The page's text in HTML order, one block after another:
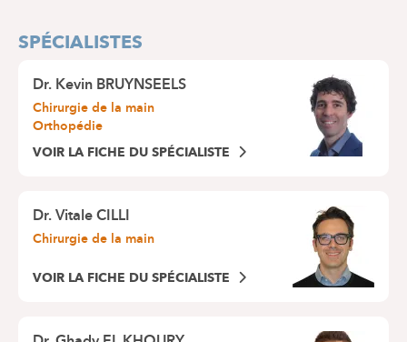
SPÉCIALISTES
Dr.Kevin BRUYNSEELS
Chirurgie de la main
Orthopédie
VOIR LA FICHE DU SPÉCIALISTE
Dr.Vitale CILLI
Chirurgie de la main
VOIR LA FICHE DU SPÉCIALISTE